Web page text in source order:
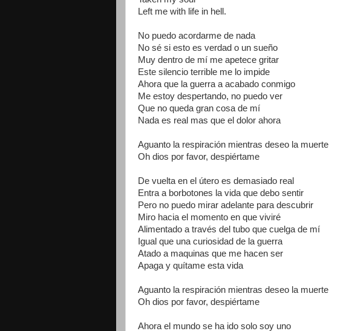
Left me with life in hell.
No puedo acordarme de nada
No sé si esto es verdad o un sueño
Muy dentro de mí me apetece gritar
Este silencio terrible me lo impide
Ahora que la guerra a acabado conmigo
Me estoy despertando, no puedo ver
Que no queda gran cosa de mí
Nada es real mas que el dolor ahora
Aguanto la respiración mientras deseo la muerte
Oh dios por favor, despiértame
De vuelta en el útero es demasiado real
Entra a borbotones la vida que debo sentir
Pero no puedo mirar adelante para descubrir
Miro hacia el momento en que viviré
Alimentado a través del tubo que cuelga de mí
Igual que una curiosidad de la guerra
Atado a maquinas que me hacen ser
Apaga y quítame esta vida
Aguanto la respiración mientras deseo la muerte
Oh dios por favor, despiértame
Ahora el mundo se ha ido solo soy uno